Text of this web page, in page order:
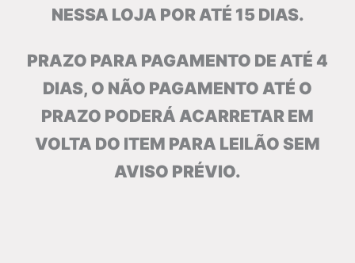
NESSA LOJA POR ATÉ 15 DIAS.
PRAZO PARA PAGAMENTO DE ATÉ 4
DIAS, O NÃO PAGAMENTO ATÉ O
PRAZO PODERÁ ACARRETAR EM
VOLTA DO ITEM PARA LEILÃO SEM
AVISO PRÉVIO.